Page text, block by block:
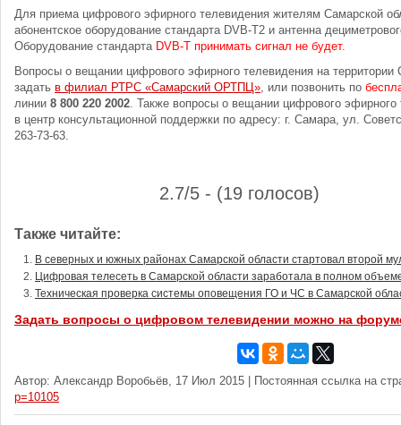
Для приема цифрового эфирного телевидения жителям Самарской
абонентское оборудование стандарта DVB-T2 и антенна
Оборудование стандарта DVB-T принимать сигнал не будет.
Вопросы о вещании цифрового эфирного телевидения на
задать в филиал РТРС «Самарский ОРТПЦ», или позвонить по
линии 8 800 220 2002. Также вопросы о вещании цифрового эфирного
в центр консультационной поддержки по адресу: г. Самара, ул.
263-73-63.
2.7/5 - (19 голосов)
Также читайте:
В северных и южных районах Самарской области стартовал второй
Цифровая телесеть в Самарской области заработала в полном
Техническая проверка системы оповещения ГО и ЧС в Самарской
Задать вопросы о цифровом телевидении можно на
Автор: Александр Воробьёв, 17 Июл 2015 | Постоянная ссылка на
p=10105